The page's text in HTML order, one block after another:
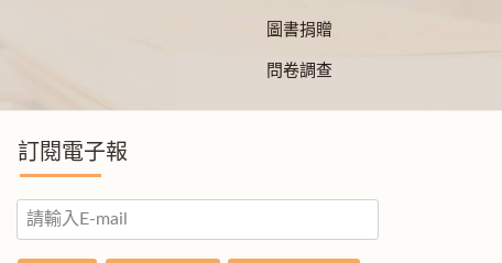
圖書捐贈
問卷調查
訂閱電子報